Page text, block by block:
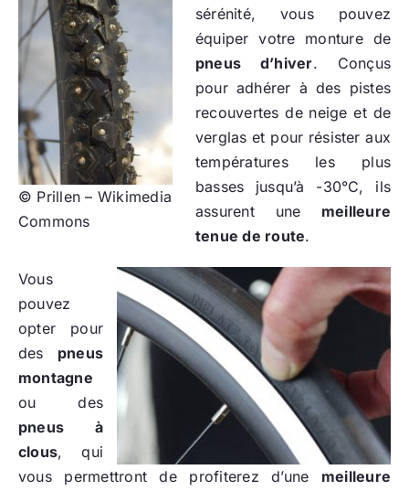
© Prillen – Wikimedia
Commons
sérénité, vous pouvez
équiper votre monture de
pneus d’hiver. Conçus
pour adhérer à des pistes
recouvertes de neige et de
verglas et pour résister aux
températures les plus
basses jusqu’à -30°C, ils
assurent une meilleure
tenue de route.
Vous
pouvez
opter pour
des pneus
montagne
ou des
pneus à
clous, qui
vous permettront de profiterez d’une meilleure